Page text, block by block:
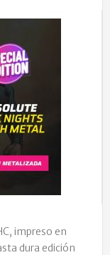
impreso en
dura edición